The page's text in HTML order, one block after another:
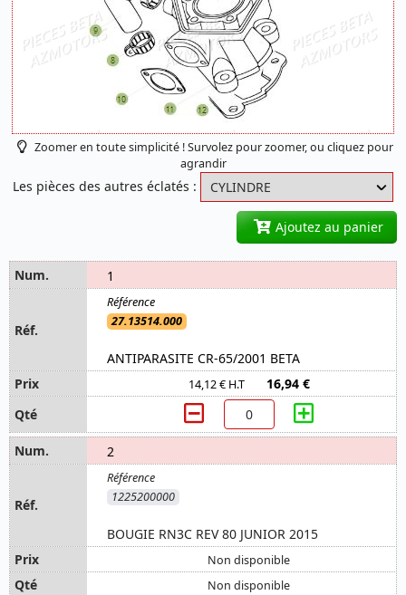
Zoomer en toute simplicité ! Survolez pour zoomer, ou cliquez pour
agrandir
Les pièces des autres éclatés :
Ajoutez au panier
1
27.13514.000
ANTIPARASITE CR-65/2001 BETA
14,12 € H.T 16,94 €
2
1225200000
BOUGIE RN3C REV 80 JUNIOR 2015
Non disponible
Non disponible